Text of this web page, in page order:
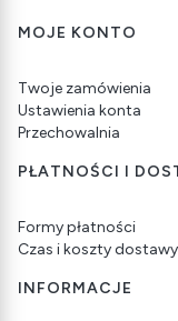
Linki w stopce
MOJE KONTO
Twoje zamówienia
Ustawienia konta
Przechowalnia
PŁATNOŚCI I
Formy płatności
Czas i koszty dostawy
INFORMACJE